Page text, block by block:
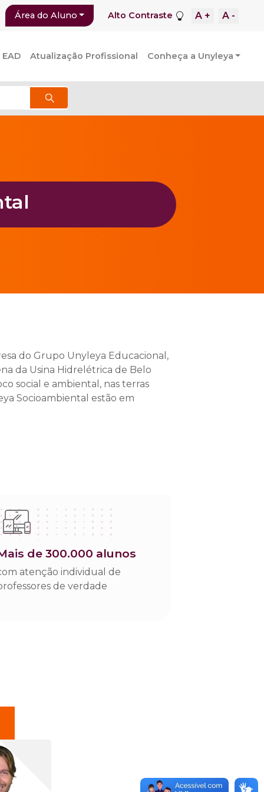
Área do Aluno Alto Contraste A + A -
Atualização Profissional Conheça a Unyleya
do Grupo Unyleya Educacional,
da Usina Hidrelétrica de Belo
social e ambiental, nas terras
Socioambiental estão em
mais de300.000 alunos
atenção individual de
de verdade
Unyleya! Você vai ter excelentes